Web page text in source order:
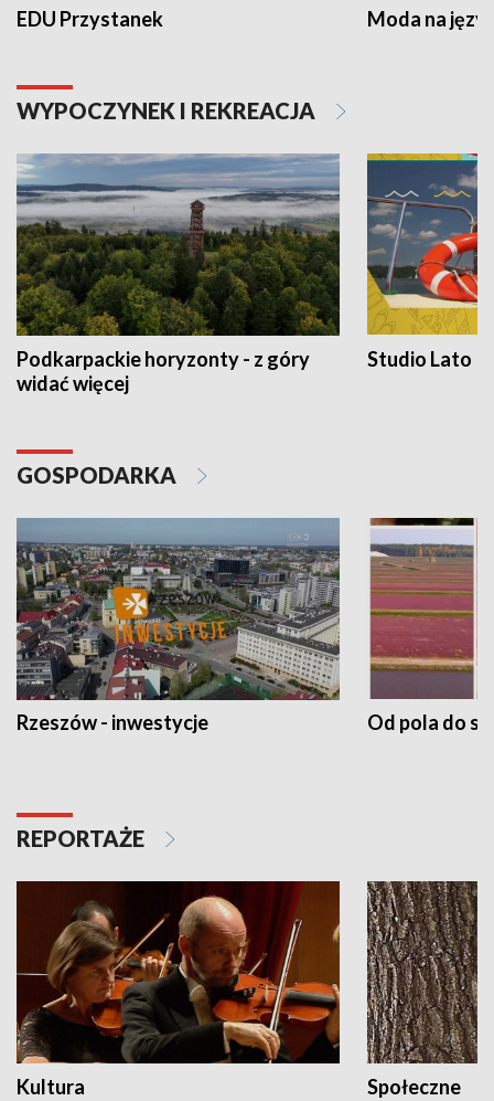
EDU Przystanek Moda na
WYPOCZYNEK I REKREACJA
Podkarpackie horyzonty - z góry
widać więcej
Studio Lato
GOSPODARKA
Rzeszów - inwestycje Od pola do
REPORTAŻE
Kultura Społeczne